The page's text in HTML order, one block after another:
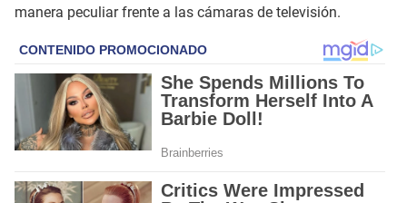
manera peculiar frente a las cámaras de televisión.